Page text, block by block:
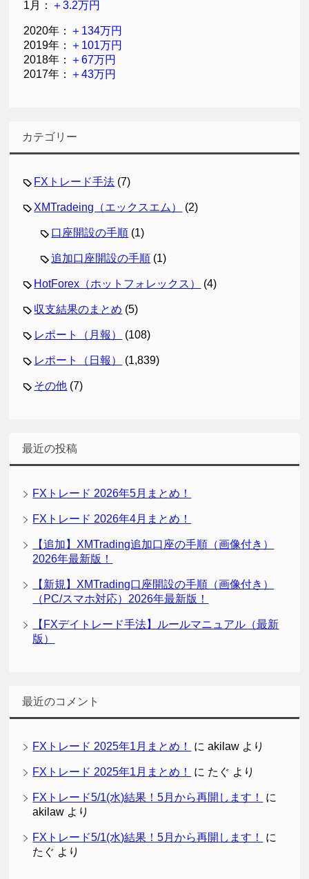
1月： ＋3.2万円
2020年： ＋134万円
2019年： ＋101万円
2018年： ＋67万円
2017年： ＋43万円
カテゴリー
FXトレード手法 (7)
XMTradeing（エックスエム） (2)
口座開設の手順 (1)
追加口座開設の手順 (1)
HotForex（ホットフォレックス） (4)
収支結果のまとめ (5)
レポート（月報） (108)
レポート（日報） (1,839)
その他 (7)
最近の投稿
FXトレード 2026年5月まとめ！
FXトレード 2026年4月まとめ！
【追加】XMTrading追加口座の手順（画像付き）
2026年最新版！
【新規】XMTrading口座開設の手順（画像付き）
（PC/スマホ対応）2026年最新版！
【FXデイトレード手法】ルールマニュアル（最新
版）
最近のコメント
FXトレード 2025年1月まとめ！ にakilaw より
FXトレード 2025年1月まとめ！ に たぐ より
FXトレード5/1(水)結果！5月から再開します！
に
akilaw より
FXトレード5/1(水)結果！5月から再開します！
に
たぐ より